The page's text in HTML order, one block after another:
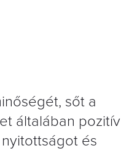
sőt a
általában pozitív
és